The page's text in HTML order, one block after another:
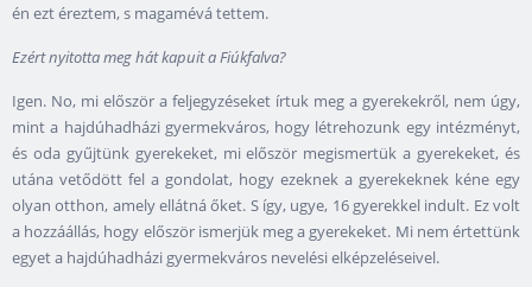
én ezt éreztem, s magamévá tettem.
Ezért nyitotta meg hát kapuit a Fiúkfalva?
Igen. No, mi először a feljegyzéseket írtuk meg a gyerekekről, nem úgy,
mint a hajdúhadházi gyermekváros, hogy létrehozunk egy intézményt,
és oda gyűjtünk gyerekeket, mi először megismertük a gyerekeket, és
utána vetődött fel a gondolat, hogy ezeknek a gyerekeknek kéne egy
olyan otthon, amely ellátná őket. S így, ugye, 16 gyerekkel indult. Ez volt
a hozzáállás, hogy először ismerjük meg a gyerekeket. Mi nem értettünk
egyet a hajdúhadházi gyermekváros nevelési elképzeléseivel.